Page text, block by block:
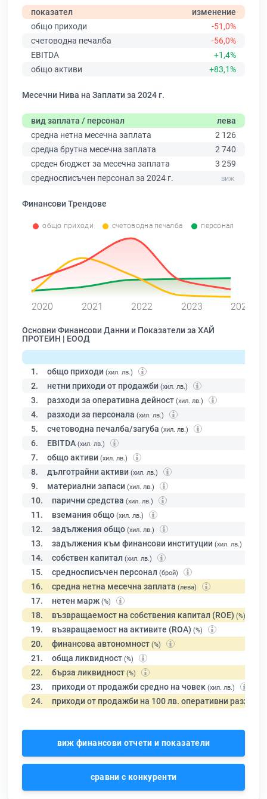
показател
изменение
общо приходи
-51,0%
счетоводна печалба
-56,0%
EBITDA
+1,4%
общо активи
+83,1%
Месечни Нива на Заплати за 2024 г.
вид заплата / персонал
лева
средна нетна месечна заплата
2 126
средна брутна месечна заплата
2 740
среден бюджет за месечна заплата
3 259
средносписъчен персонал за 2024 г.
Финансови Трендове
общо приходи счетоводна печалба персонал
2020 2021 2022 2023 2024
Основни Финансови Данни и Показатели за ХАЙ
ПРОТЕИН | ЕООД
1. общо приходи (хил. лв.)
2. нетни приходи от продажби (хил. лв.)
3. разходи за оперативна дейност (хил. лв.)
4. разходи за персонала (хил. лв.)
5. счетоводна печалба/загуба (хил. лв.)
6. EBITDA (хил. лв.)
7. общо активи (хил. лв.)
8. дълготрайни активи (хил. лв.)
9. материални запаси (хил. лв.)
10. парични средства (хил. лв.)
11. вземания общо (хил. лв.)
12. задължения общо (хил. лв.)
13. задължения към финансови институции (хил. лв.)
14. собствен капитал (хил. лв.)
15. средносписъчен персонал (брой)
16. средна нетна месечна заплата (лева)
17. нетен марж (%)
18. възвращаемост на собствения капитал (ROE) (%)
19. възвращаемост на активите (ROA) (%)
20. финансова автономност (%)
21. обща ликвидност (%)
22. бърза ликвидност (%)
23. приходи от продажби средно на човек (хил. лв.)
24. приходи от продажби на 100 лв. оперативни разходи
виж финансови отчети и показатели
сравни с конкуренти